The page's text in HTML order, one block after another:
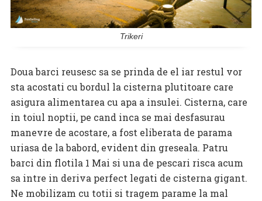
Trikeri
Doua barci reusesc sa se prinda de el iar restul vor
sta acostati cu bordul la cisterna plutitoare care
asigura alimentarea cu apa a insulei. Cisterna, care
in toiul noptii, pe cand inca se mai desfasurau
manevre de acostare, a fost eliberata de parama
uriasa de la babord, evident din greseala. Patru
barci din flotila 1 Mai si una de pescari risca acum
sa intre in deriva perfect legati de cisterna gigant.
Ne mobilizam cu totii si tragem parame la mal